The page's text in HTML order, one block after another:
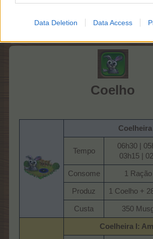
Data Deletion Data Access
Board Administrator
Coelho
Coelheira
Tempo​
06h30 |
03h15 |
Consome​ 1
Produz​ 1 Coelho +
Custa​ 350
Coelheira I: